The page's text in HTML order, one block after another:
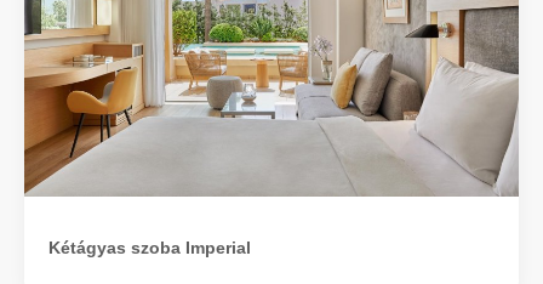
Kétágyas szoba Imperial